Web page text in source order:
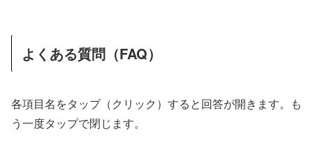
よくある質問（FAQ）
各項目名をタップ（クリック）すると回答が開きます。も
う一度タップで閉じます。